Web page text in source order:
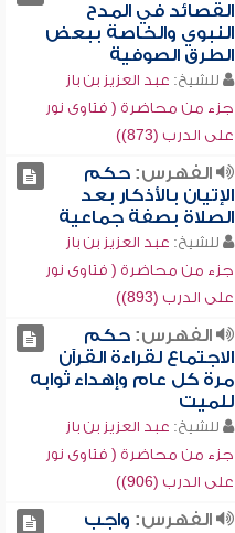
القصائد في المدح
النبوي والخاصة ببعض
الطرق الصوفية
للشيخ: عبد العزيز بن باز
جزء من محاضرة ( فتاوى نور
على الدرب (873))
الفهرس:حكم
الإتيان بالأذكار بعد
الصلاة بصفة جماعية
للشيخ: عبد العزيز بن باز
جزء من محاضرة ( فتاوى نور
على الدرب (893))
الفهرس:حكم
الاجتماع لقراءة القرآن
مرة كل عام وإهداء ثوابه
للميت
للشيخ: عبد العزيز بن باز
جزء من محاضرة ( فتاوى نور
على الدرب (906))
الفهرس: واجب